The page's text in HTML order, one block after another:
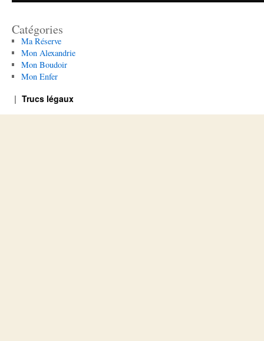
Catégories
Ma Réserve
Mon Alexandrie
Mon Boudoir
Mon Enfer
Trucs légaux